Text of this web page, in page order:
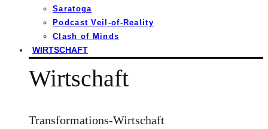
Saratoga
Podcast Veil-of-Reality
Clash of Minds
WIRTSCHAFT
Wirtschaft
Transformations-Wirtschaft